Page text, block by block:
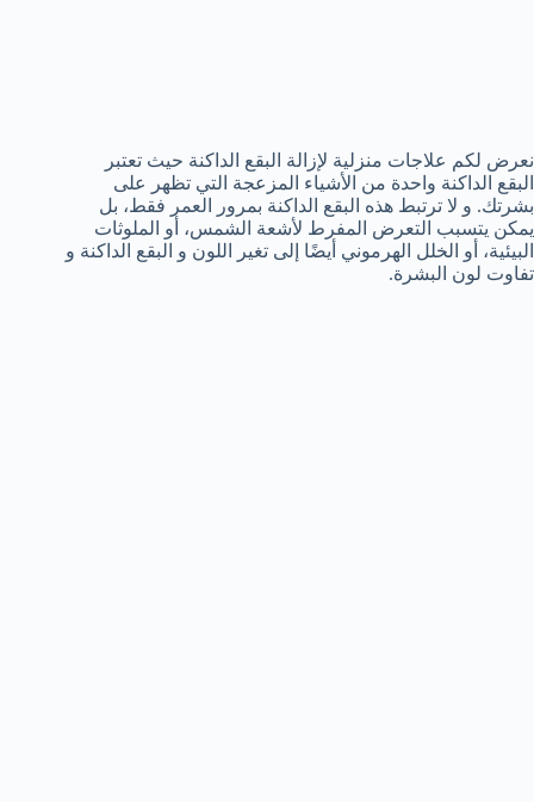
نعرض لكم علاجات منزلية لإزالة البقع الداكنة حيث تعتبر
البقع الداكنة واحدة من الأشياء المزعجة التي تظهر على
بشرتك. و لا ترتبط هذه البقع الداكنة بمرور العمر فقط، بل
يمكن يتسبب التعرض المفرط لأشعة الشمس، أو الملوثات
البيئية، أو الخلل الهرموني أيضًا إلى تغير اللون و البقع الداكنة و
تفاوت لون البشرة.